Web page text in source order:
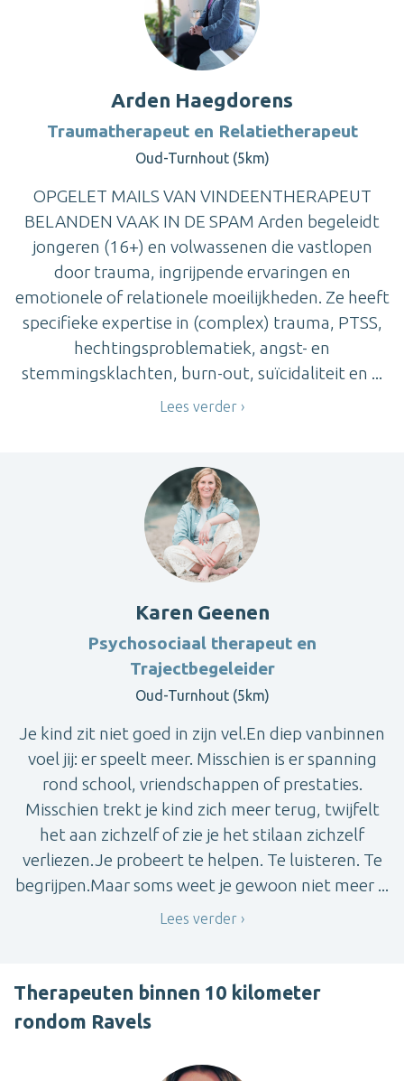
Arden Haegdorens
Traumatherapeut en Relatietherapeut
Oud-Turnhout (5km)
OPGELET MAILS VAN VINDEENTHERAPEUT
BELANDEN VAAK IN DE SPAM Arden begeleidt
jongeren (16+) en volwassenen die vastlopen
door trauma, ingrijpende ervaringen en
emotionele of relationele moeilijkheden. Ze heeft
specifieke expertise in (complex) trauma, PTSS,
hechtingsproblematiek, angst- en
stemmingsklachten, burn-out, suïcidaliteit en ...
Lees verder
Karen Geenen
Psychosociaal therapeut en
Trajectbegeleider
Oud-Turnhout (5km)
Je kind zit niet goed in zijn vel.En diep vanbinnen
voel jij: er speelt meer. Misschien is er spanning
rond school, vriendschappen of prestaties.
Misschien trekt je kind zich meer terug, twijfelt
het aan zichzelf of zie je het stilaan zichzelf
verliezen.Je probeert te helpen. Te luisteren. Te
begrijpen.Maar soms weet je gewoon niet meer ...
Lees verder
Therapeuten binnen 10 kilometer
rondom Ravels